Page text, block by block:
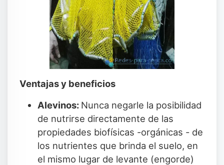
Ventajas y beneficios
Alevinos: Nunca negarle la posibilidad
de nutrirse directamente de las
propiedades biofísicas -orgánicas - de
los nutrientes que brinda el suelo, en
el mismo lugar de levante (engorde)